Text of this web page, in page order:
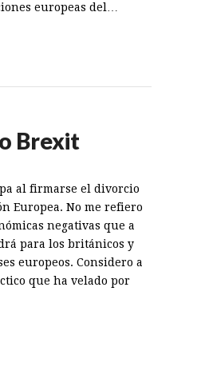
europeas del…
Brexit
al firmarse el divorcio
Europea. No me refiero
negativas que a
para los británicos y
europeos. Considero a
que ha velado por